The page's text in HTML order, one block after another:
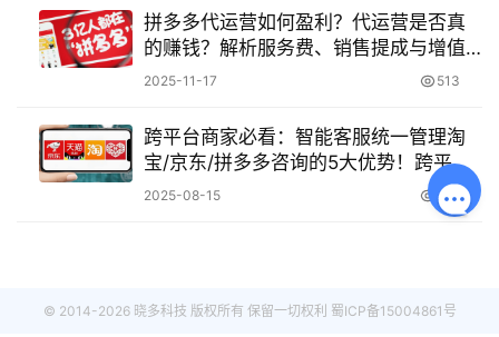
拼多多代运营如何盈利？代运营是否真
的赚钱？解析服务费、销售提成与增值
服务三重盈利模式，透视行业真实盈利
2025-11-17 513
跨平台商家必看：智能客服统一管理淘
宝/京东/拼多多咨询的5大优势！跨平台
运营不再难！智能客服如何统一管理多
2025-08-15 1.1K
© 2014-2026 晓多科技 版权所有 保留一切权利 蜀ICP备15004861号